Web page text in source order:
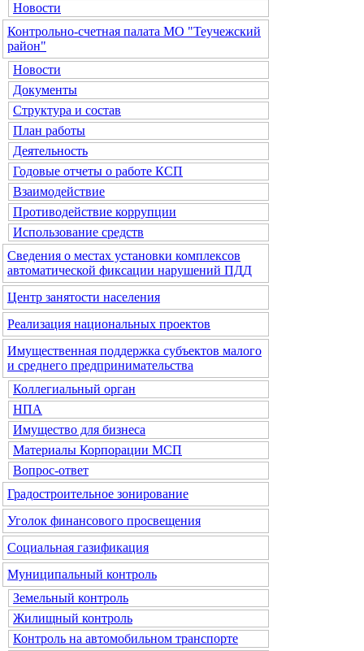
Новости
Контрольно-счетная палата МО "Теучежский
район"
Новости
Документы
Структура и состав
План работы
Деятельность
Годовые отчеты о работе КСП
Взаимодействие
Противодействие коррупции
Использование средств
Сведения о местах установки комплексов
автоматической фиксации нарушений ПДД
Центр занятости населения
Реализация национальных проектов
Имущественная поддержка субъектов малого
и среднего предпринимательства
Коллегиальный орган
НПА
Имущество для бизнеса
Материалы Корпорации МСП
Вопрос-ответ
Градостроительное зонирование
Уголок финансового просвещения
Социальная газификация
Муниципальный контроль
Земельный контроль
Жилищный контроль
Контроль на автомобильном транспорте